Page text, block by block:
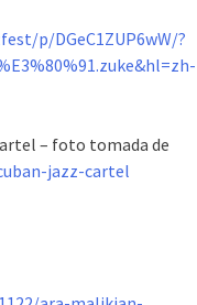
p/DGeC1ZUP6wW/?
– foto tomada de
jazz-cartel